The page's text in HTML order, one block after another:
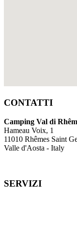
CONTATTI
Camping Val di
Hameau Voix, 1
11010 Rhêmes Saint
Valle d'Aosta - Italy
SERVIZI